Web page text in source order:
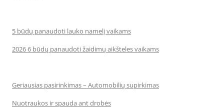
5 būdų panaudoti lauko namelį vaikams
2026 6 būdų panaudoti žaidimų aikšteles vaikams
Geriausias pasirinkimas – Automobilių supirkimas
Nuotraukos ir spauda ant drobės